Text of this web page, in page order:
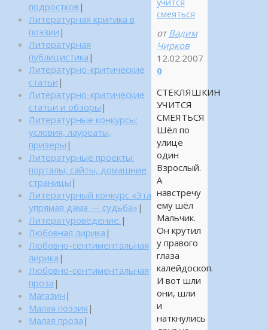
смеяться
от Вадим
Чирков
12.02.2007
0
СТЕКЛЯШКИН
УЧИТСЯ
СМЕЯТЬСЯ
Шёл по
улице
один
Взрослый.
А
навстречу
ему шёл
Мальчик.
Он крутил
у правого
глаза
калейдоскоп.
И вот шли
они, шли
и
наткнулись
подростков |
Литературная критика в
поэзии |
Литературная
публицистика |
Литературно-критические
статьи |
Литературно-критические
статьи и обзоры |
Литературные конкурсы:
условия, лауреаты,
призеры |
Литературные проекты:
порталы, сайты, домашние
страницы |
Литературный конкурс «Эта
упрямая дама — судьба» |
Литературоведение. |
Любовная лирика |
Любовно-сентиментальная
лирика |
Любовно-сентиментальная
проза |
Магазин |
Малая поэзия |
Малая проза |